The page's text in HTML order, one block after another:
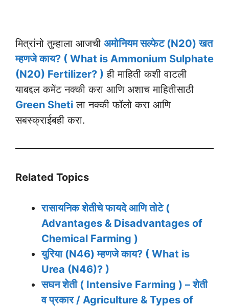
मित्रांनो तुम्हाला आजची अमोनियम सल्फेट (N20) खत
म्हणजे काय? ( What is Ammonium Sulphate
(N20) Fertilizer? ) ही माहिती कशी वाटली
याबद्दल कमेंट नक्की करा आणि अशाच माहितीसाठी
Green Sheti ला नक्की फॉलो करा आणि
सबस्क्राईबही करा.
Related Topics
रासायनिक शेतीचे फायदे आणि तोटे (
Advantages & Disadvantages of
Chemical Farming )
युरिया (N46) म्हणजे काय? ( What is
Urea (N46)? )
सघन शेती ( Intensive Farming ) – शेती
व प्रकार / Agriculture & Types of